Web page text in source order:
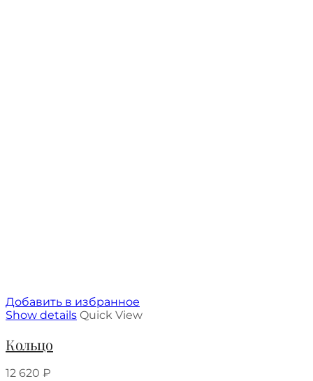
Добавить в избранное
Show details Quick View
Кольцо
12 620 ₽